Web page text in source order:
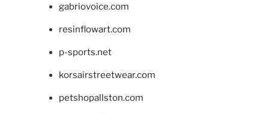
gabriovoice.com
resinflowart.com
p-sports.net
korsairstreetwear.com
petshopallston.com